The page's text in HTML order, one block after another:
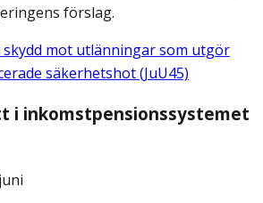
förslag.
mot utlänningar som utgör
säkerhetshot (JuU45)
i inkomstpensionssystemet